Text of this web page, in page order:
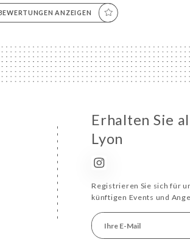
ANZEIGEN
Erhalten Sie
Lyon
Registrieren Sie sich für
künftigen Events und